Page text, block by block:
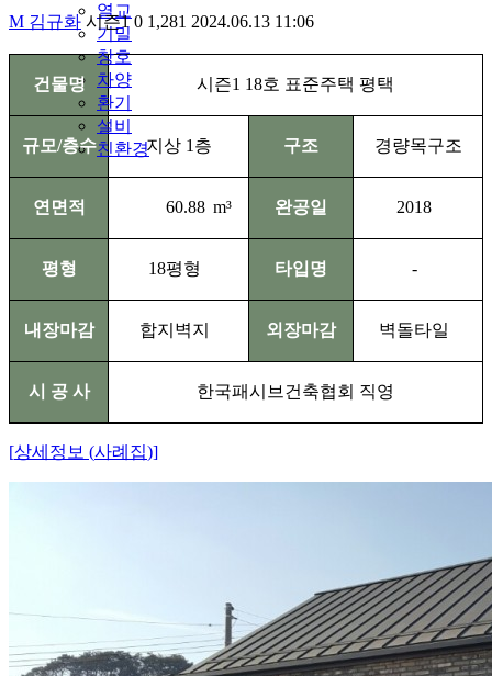
열교
기밀
창호
차양
환기
설비
친환경
M 김규화 시즌10 1,281 2024.06.13 11:06
건물명 시즌1 18호 표준주택 평택
규모/층수 지상 1 층 구조 경량목구조
연면적 60.88 m³ 완공일 2018
평형 18평형 타입명 -
내장마감 합지벽지 외장마감 벽돌타일
시 공 사 한국패시브건축협회 직영
[상세정보 (사례집)]